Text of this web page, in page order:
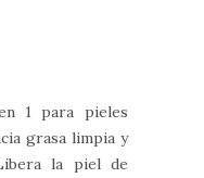
1 para pieles
grasa limpia y
la piel de